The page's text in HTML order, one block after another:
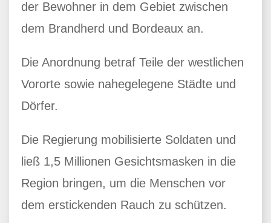
der Bewohner in dem Gebiet zwischen
dem Brandherd und Bordeaux an.
Die Anordnung betraf Teile der westlichen
Vororte sowie nahegelegene Städte und
Dörfer.
Die Regierung mobilisierte Soldaten und
ließ 1,5 Millionen Gesichtsmasken in die
Region bringen, um die Menschen vor
dem erstickenden Rauch zu schützen.